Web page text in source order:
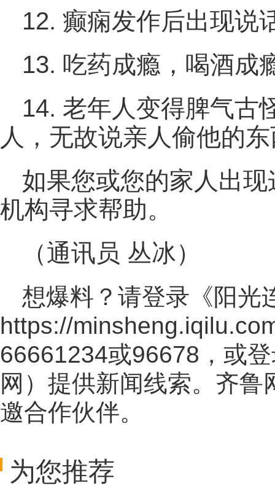
12. 癫痫发作后出现说
13. 吃药成瘾，喝酒成
14. 老年人变得脾气古
人，无故说亲人偷他的
如果您或您的家人出
机构寻求帮助。
（通讯员 丛冰）
想爆料？请登录《阳光
https://
66661234或96678，或
网 ）提供新闻线索。齐鲁
邀合作伙伴。
为您推荐